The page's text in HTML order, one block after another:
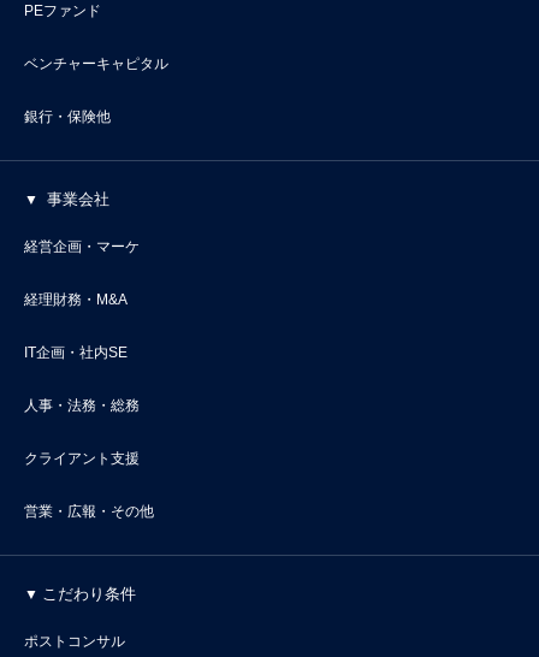
PEファンド
ベンチャーキャピタル
銀行・保険他
事業会社
経営企画・マーケ
経理財務・M&A
IT企画・社内SE
人事・法務・総務
クライアント支援
営業・広報・その他
こだわり条件
ポストコンサル